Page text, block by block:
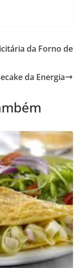
da Forno de
da Energia